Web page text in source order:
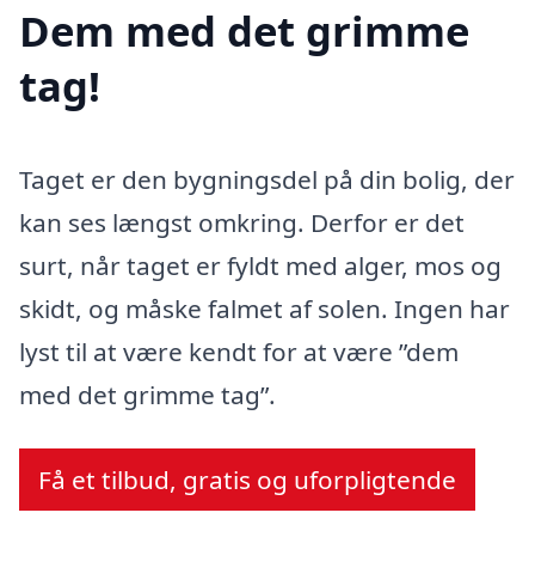
Dem med det grimme
tag!
Taget er den bygningsdel på din bolig, der
kan ses længst omkring. Derfor er det
surt, når taget er fyldt med alger, mos og
skidt, og måske falmet af solen. Ingen har
lyst til at være kendt for at være ”dem
med det grimme tag”.
Få et tilbud, gratis og uforpligtende